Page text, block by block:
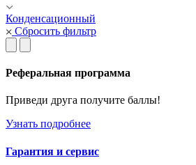
Конденсационный
Сбросить фильтр
Реферальная программа
Приведи друга получите баллы!
Узнать подробнее
Гарантия и сервис